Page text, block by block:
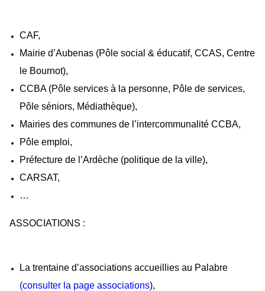
CAF,
Mairie d’Aubenas (Pôle social & éducatif, CCAS, Centre
le Bournot),
CCBA (Pôle services à la personne, Pôle de services,
Pôle séniors, Médiathèque),
Mairies des communes de l’intercommunalité CCBA,
Pôle emploi,
Préfecture de l’Ardèche (politique de la ville),
CARSAT,
…
ASSOCIATIONS :
La trentaine d’associations accueillies au Palabre
(consulter la page associations),